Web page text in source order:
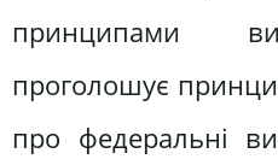
принципами
проголошує
про федеральні